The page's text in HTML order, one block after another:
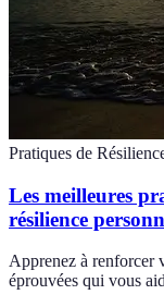
Pratiques de
Les meilleures
résilience
Apprenez à renforcer
éprouvées qui vous